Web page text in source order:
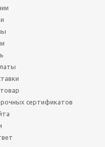
сертификатов